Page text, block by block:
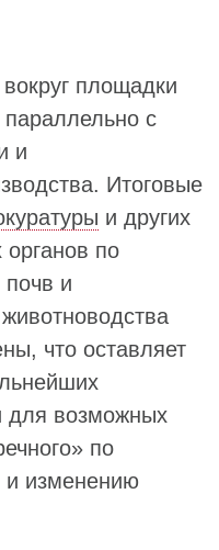
площадки
с
и
Итоговые
и других
по
почв и
что оставляет
для возможных
по
и изменению